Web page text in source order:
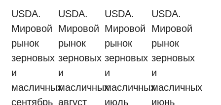
USDA.
Мировой
рынок
зерновых
и
масличных
сентябрь
USDA.
Мировой
рынок
зерновых
и
масличных
август
USDA.
Мировой
рынок
зерновых
и
масличных
июль
USDA.
Мировой
рынок
зерновых
и
масличных
июнь